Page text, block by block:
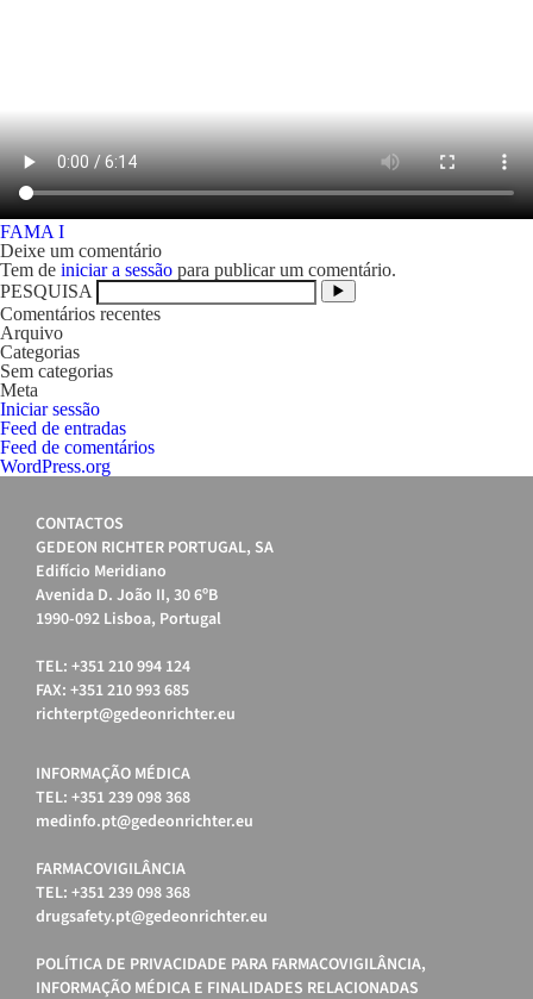
Navegação
de
artigos
FAMA I
Deixe um comentário
Tem de iniciar a sessão para publicar um comentário.
PESQUISA
Comentários recentes
Arquivo
Categorias
Sem categorias
Meta
Iniciar sessão
Feed de entradas
Feed de comentários
WordPress.org
CONTACTOS
GEDEON RICHTER PORTUGAL, SA
Edifício Meridiano
Avenida D. João II, 30 6ºB
1990-092 Lisboa, Portugal
TEL: +351 210 994 124
FAX: +351 210 993 685
richterpt@gedeonrichter.eu
INFORMAÇÃO MÉDICA
TEL: +351 239 098 368
medinfo.pt@gedeonrichter.eu
FARMACOVIGILÂNCIA
TEL: +351 239 098 368
drugsafety.pt@gedeonrichter.eu
POLÍTICA DE PRIVACIDADE PARA FARMACOVIGILÂNCIA,
INFORMAÇÃO MÉDICA E FINALIDADES RELACIONADAS